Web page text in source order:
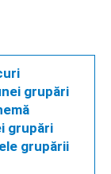
grupări
grupări
grupării